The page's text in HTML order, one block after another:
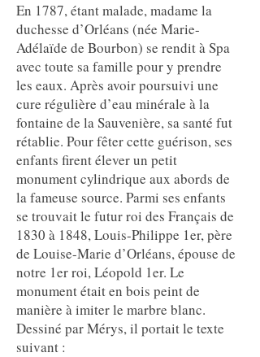
En 1787, étant malade, madame la
duchesse d’Orléans (née Marie-
Adélaïde de Bourbon) se rendit à Spa
avec toute sa famille pour y prendre
les eaux. Après avoir poursuivi une
cure régulière d’eau minérale à la
fontaine de la Sauvenière, sa santé fut
rétablie. Pour fêter cette guérison, ses
enfants firent élever un petit
monument cylindrique aux abords de
la fameuse source. Parmi ses enfants
se trouvait le futur roi des Français de
1830 à 1848, Louis-Philippe 1er, père
de Louise-Marie d’Orléans, épouse de
notre 1er roi, Léopold 1er. Le
monument était en bois peint de
manière à imiter le marbre blanc.
Dessiné par Mérys, il portait le texte
suivant :